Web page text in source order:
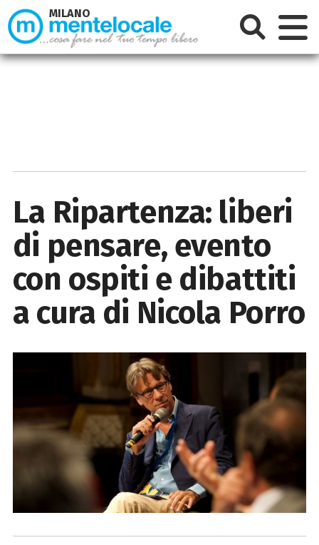
La Ripartenza: liberi
di pensare, evento
con ospiti e dibattiti
a cura di Nicola Porro
MILANO